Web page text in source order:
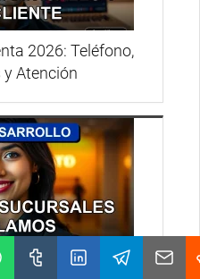
2026: Teléfono,
Atención
2026: Teléfonos,